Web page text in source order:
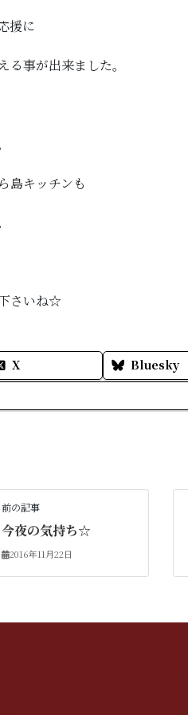
援に
る事が出来ました。
島キッチンも
さいね☆
X Bluesky
前の記事
今夜の気持ち☆
2016年11月22日